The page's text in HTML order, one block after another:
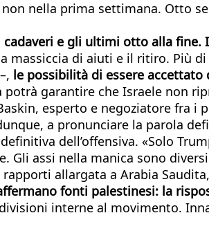
nella prima settimana. Otto
e gli ultimi otto alla
massiccia di aiuti e il ritiro. Più
le possibilità di essere accettato
potrà garantire che Israele non
esperto e negoziatore fra
a pronunciare la parola
dell’offensiva. «Solo
assi nella manica sono
allargata a Arabia
fonti palestinesi: la
interne al movimento.